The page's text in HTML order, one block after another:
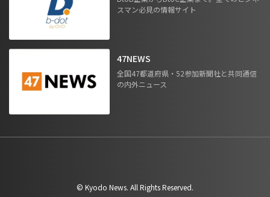
スマン必見の情報サイト
47NEWS
全国47都道府県・52参加新聞社と共同通信
の内外ニュース
©︎ Kyodo News. All Rights Reserved.